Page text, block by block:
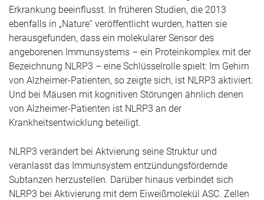
Erkrankung beeinflusst. In früheren Studien, die 2013
ebenfalls in „Nature“ veröffentlicht wurden, hatten sie
herausgefunden, dass ein molekularer Sensor des
angeborenen Immunsystems – ein Proteinkomplex mit der
Bezeichnung NLRP3 – eine Schlüsselrolle spielt: Im Gehirn
von Alzheimer-Patienten, so zeigte sich, ist NLRP3 aktiviert.
Und bei Mäusen mit kognitiven Störungen ähnlich denen
von Alzheimer-Patienten ist NLRP3 an der
Krankheitsentwicklung beteiligt.
NLRP3 verändert bei Aktvierung seine Struktur und
veranlasst das Immunsystem entzündungsfördernde
Subtanzen herzustellen. Darüber hinaus verbindet sich
NLRP3 bei Aktivierung mit dem Eiweißmolekül ASC. Zellen